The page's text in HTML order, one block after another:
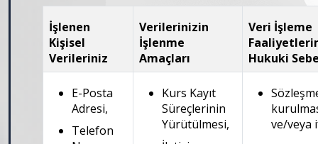
İşlenen
Kişisel
Verileriniz
Verilerinizin
İşlenme
Amaçları
Veri İşleme
Hukuki
E-Posta
Adresi,
Telefon
Kurs Kayıt
Süreçlerinin
Yürütülmesi,
ve/veya